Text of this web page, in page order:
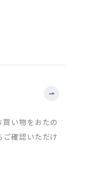
い物をおたの
ご確認いただけ